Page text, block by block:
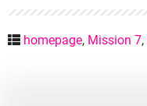
homepage, Mission 7,